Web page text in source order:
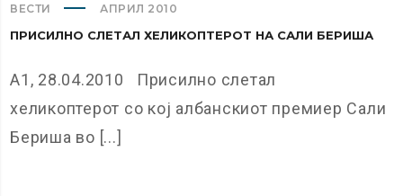
ВЕСТИ АПРИЛ 2010
ПРИСИЛНО СЛЕТАЛ ХЕЛИКОПТЕРОТ НА САЛИ БЕРИША
А1, 28.04.2010 Присилно слетал
хеликоптерот со кој албанскиот премиер Сали
Бериша во [...]